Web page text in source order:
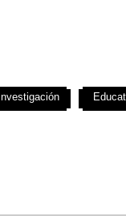
Investigación